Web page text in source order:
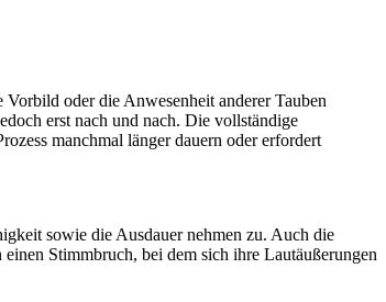
oder die Anwesenheit anderer Tauben
erst nach und nach. Die vollständige
manchmal länger dauern oder erfordert
sowie die Ausdauer nehmen zu. Auch die
Stimmbruch, bei dem sich ihre Lautäußerungen